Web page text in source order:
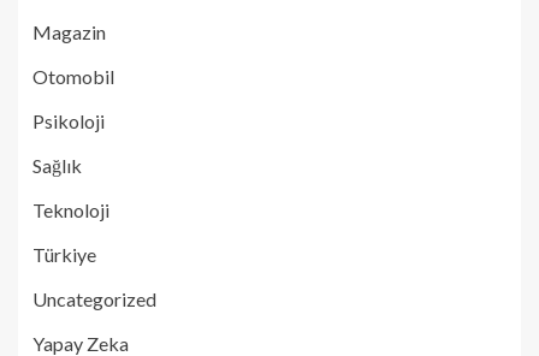
Magazin
Otomobil
Psikoloji
Sağlık
Teknoloji
Türkiye
Uncategorized
Yapay Zeka